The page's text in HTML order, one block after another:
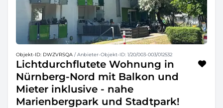
Objekt-ID: DWZVRSQA / Anbieter-Objekt-ID: 1/20/003-003/012532
Lichtdurchflutete Wohnung in
Nürnberg-Nord mit Balkon und
Mieter inklusive - nahe
Marienbergpark und Stadtpark!